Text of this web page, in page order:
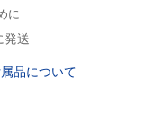
に
発送
品について